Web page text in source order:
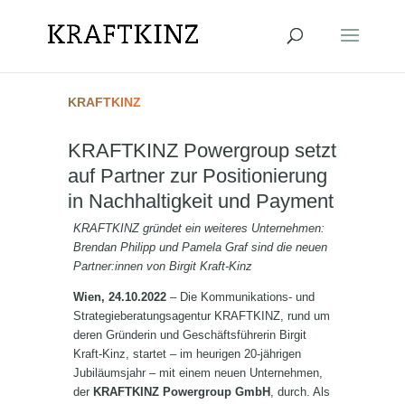
KRAFTKINZ
KRAFTKINZ Powergroup setzt
auf Partner zur Positionierung
in Nachhaltigkeit und Payment
KRAFTKINZ gründet ein weiteres Unternehmen:
Brendan Philipp und Pamela Graf sind die neuen
Partner:innen von Birgit Kraft-Kinz
Wien, 24.10.2022– Die Kommunikations- und
Strategieberatungsagentur KRAFTKINZ, rund um
deren Gründerin und Geschäftsführerin Birgit
Kraft-Kinz, startet – im heurigen 20-jährigen
Jubiläumsjahr – mit einem neuen Unternehmen,
der KRAFTKINZ Powergroup GmbH , durch. Als